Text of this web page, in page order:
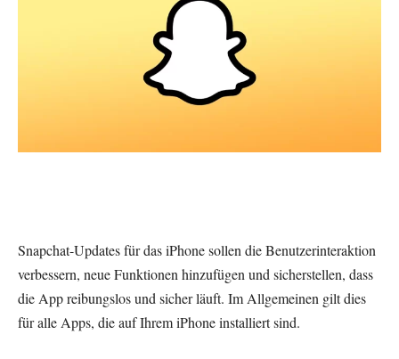
Snapchat-Updates für das iPhone sollen die Benutzerinteraktion
verbessern, neue Funktionen hinzufügen und sicherstellen, dass
die App reibungslos und sicher läuft. Im Allgemeinen gilt dies
für alle Apps, die auf Ihrem iPhone installiert sind.